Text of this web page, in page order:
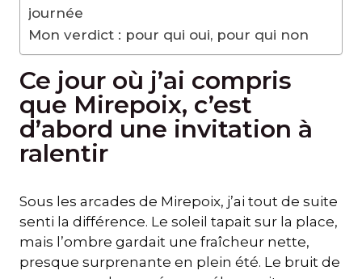
journée
Mon verdict : pour qui oui, pour qui non
Ce jour où j’ai compris
que Mirepoix, c’est
d’abord une invitation à
ralentir
Sous les arcades de Mirepoix, j’ai tout de suite
senti la différence. Le soleil tapait sur la place,
mais l’ombre gardait une fraîcheur nette,
presque surprenante en plein été. Le bruit de